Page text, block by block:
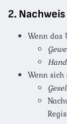
2.
Wenn das
Wenn